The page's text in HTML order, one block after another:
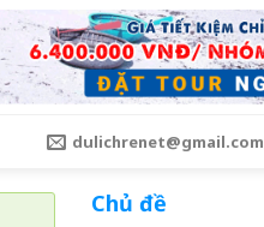
dulichrenet@gmail.com
Chủ đề